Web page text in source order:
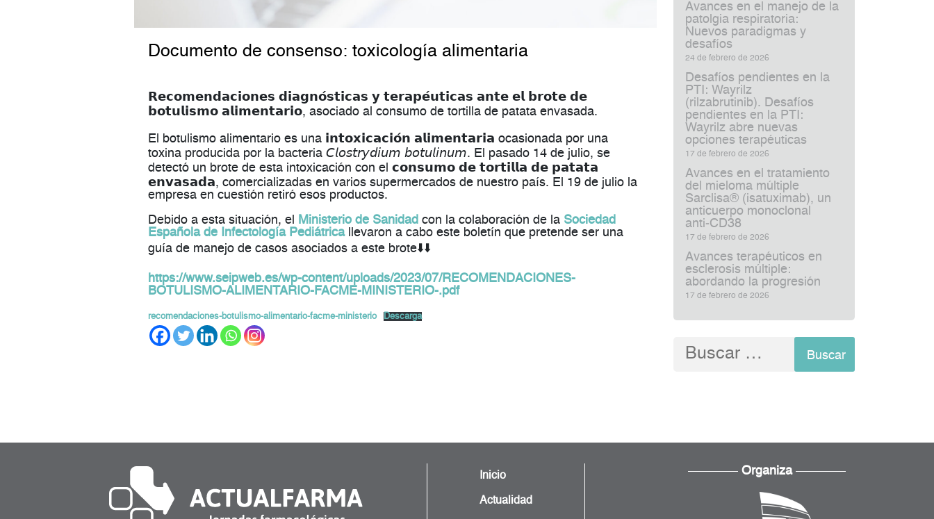
Documento de consenso: toxicología alimentaria
𝗥𝗲𝗰𝗼𝗺𝗲𝗻𝗱𝗮𝗰𝗶𝗼𝗻𝗲𝘀 𝗱𝗶𝗮𝗴𝗻𝗼́𝘀𝘁𝗶𝗰𝗮𝘀 𝘆 𝘁𝗲𝗿𝗮𝗽𝗲́𝘂𝘁𝗶𝗰𝗮𝘀 𝗮𝗻𝘁𝗲 𝗲𝗹 𝗯𝗿𝗼𝘁𝗲 𝗱𝗲
𝗯𝗼𝘁𝘂𝗹𝗶𝘀𝗺𝗼 𝗮𝗹𝗶𝗺𝗲𝗻𝘁𝗮𝗿𝗶𝗼, asociado al consumo de tortilla de patata envasada.
El botulismo alimentario es una 𝗶𝗻𝘁𝗼𝘅𝗶𝗰𝗮𝗰𝗶𝗼́𝗻 𝗮𝗹𝗶𝗺𝗲𝗻𝘁𝗮𝗿𝗶𝗮 ocasionada por una
toxina producida por la bacteria 𝘊𝘭𝘰𝘴𝘵𝘳𝘺𝘥𝘪𝘶𝘮 𝘣𝘰𝘵𝘶𝘭𝘪𝘯𝘶𝘮. El pasado 14 de julio, se
detectó un brote de esta intoxicación con el 𝗰𝗼𝗻𝘀𝘂𝗺𝗼 𝗱𝗲 𝘁𝗼𝗿𝘁𝗶𝗹𝗹𝗮 𝗱𝗲 𝗽𝗮𝘁𝗮𝘁𝗮
𝗲𝗻𝘃𝗮𝘀𝗮𝗱𝗮, comercializadas en varios supermercados de nuestro país. El 19 de julio la
empresa en cuestión retiró esos productos.
Debido a esta situación, el
Ministerio de Sanidad con la colaboración de la Sociedad
Española de Infectología Pediátricallevaron a cabo este boletín que pretende ser una
guía de manejo de casos asociados a este brote⬇️⬇️
https://www.seipweb.es/wp-content/uploads/2023/07/RECOMENDACIONES-
BOTULISMO-ALIMENTARIO-FACME-MINISTERIO-.pdf
recomendaciones-botulismo-alimentario-facme-ministerio Descarga
Avances en el manejo de la
patolgia respiratoria:
Nuevos paradigmas y
desafíos
24 de febrero de 2026
Desafíos pendientes en la
PTI: Wayrilz
(rilzabrutinib). Desafíos
pendientes en la PTI:
Wayrilz abre nuevas
opciones terapéuticas
17 de febrero de 2026
Avances en el tratamiento
del mieloma múltiple
Sarclisa® (isatuximab), un
anticuerpo monoclonal
anti‑CD38
17 de febrero de 2026
Avances terapéuticos en
esclerosis múltiple:
abordando la progresión
17 de febrero de 2026
Buscar:
Inicio
Actualidad
Organiza